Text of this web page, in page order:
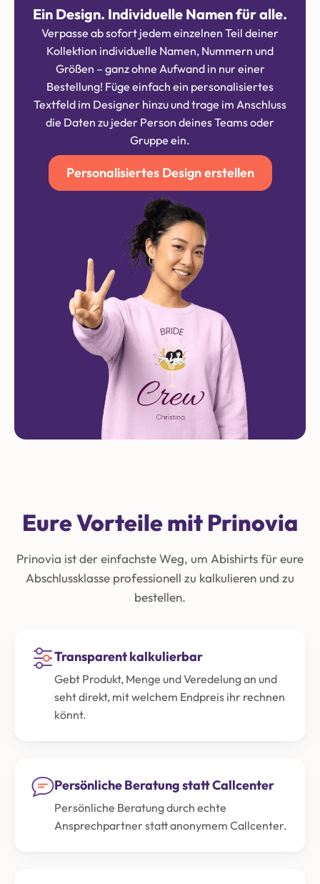
Ein Design. Individuelle Namen für alle.
Verpasse ab sofort jedem einzelnen Teil deiner
Kollektion individuelle Namen, Nummern und
Größen – ganz ohne Aufwand in nur einer
Bestellung! Füge einfach ein personalisiertes
Textfeld im Designer hinzu und trage im Anschluss
die Daten zu jeder Person deines Teams oder
Gruppe ein.
Personalisiertes Design erstellen
Eure Vorteile mit Prinovia
Prinovia ist der einfachste Weg, um Abishirts für eure
Abschlussklasse professionell zu kalkulieren und zu
bestellen.
Transparent kalkulierbar
Gebt Produkt, Menge und Veredelung an und
seht direkt, mit welchem Endpreis ihr rechnen
könnt.
Persönliche Beratung statt Callcenter
Persönliche Beratung durch echte
Ansprechpartner statt anonymem Callcenter.